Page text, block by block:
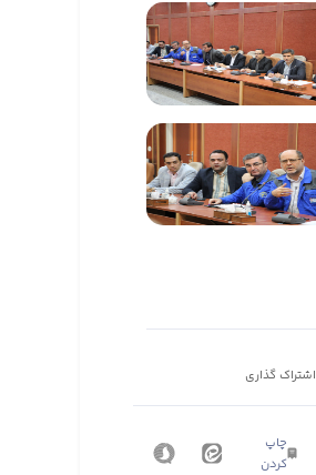
اشتراک گذاری
چاپ
کردن